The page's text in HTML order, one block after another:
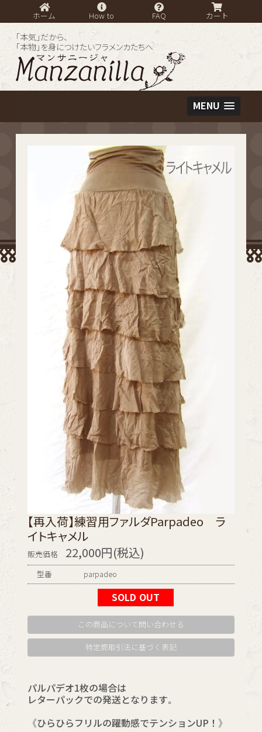
ホーム How to FAQ カート
「本気」だから、
「本物」を身につけたいフラメンカたちへ
MENU
【再入荷】練習用ファルダParpadeo ラ
イトキャメル
販売価格 22,000円(税込)
型番 parpadeo
SOLD OUT
この商品について問い合わせる
特定商取引法に基づく表記
パルパデオ1枚の場合は
レターパックでの発送となります。
《ひらひらフリルの躍動感でテンションUP！》